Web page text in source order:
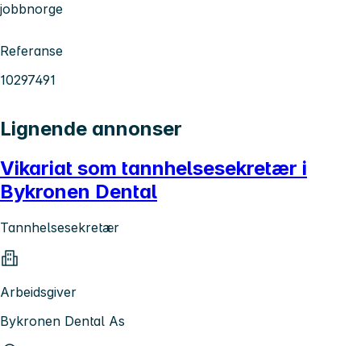
jobbnorge
Referanse
10297491
Lignende annonser
Vikariat som tannhelsesekretær i
Bykronen Dental
Tannhelsesekretær
Arbeidsgiver
Bykronen Dental As